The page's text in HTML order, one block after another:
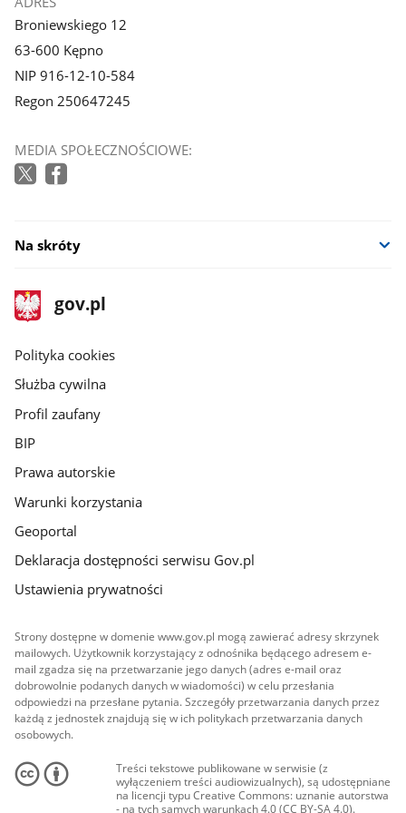
Broniewskiego 12
63-600 Kępno
NIP 916-12-10-584
Regon 250647245
MEDIA SPOŁECZNOŚCIOWE:
Na skróty
stopka
gov.pl
Strona
gov.pl
gov.pl
Polityka cookies
Służba cywilna
Profil zaufany
BIP
Prawa autorskie
Warunki korzystania
Geoportal
Deklaracja dostępności serwisu Gov.pl
Ustawienia prywatności
Strony dostępne w domenie www.gov.pl mogą zawierać adresy skrzynek
mailowych. Użytkownik korzystający z odnośnika będącego adresem e-
mail zgadza się na przetwarzanie jego danych (adres e-mail oraz
dobrowolnie podanych danych w wiadomości) w celu przesłania
odpowiedzi na przesłane pytania. Szczegóły przetwarzania danych przez
każdą z jednostek znajdują się w ich politykach przetwarzania danych
osobowych.
Treści tekstowe publikowane w serwisie (z
wyłączeniem treści audiowizualnych), są udostępniane
na licencji typu Creative Commons: uznanie autorstwa
- na tych samych warunkach 4.0 (CC BY-SA 4.0).